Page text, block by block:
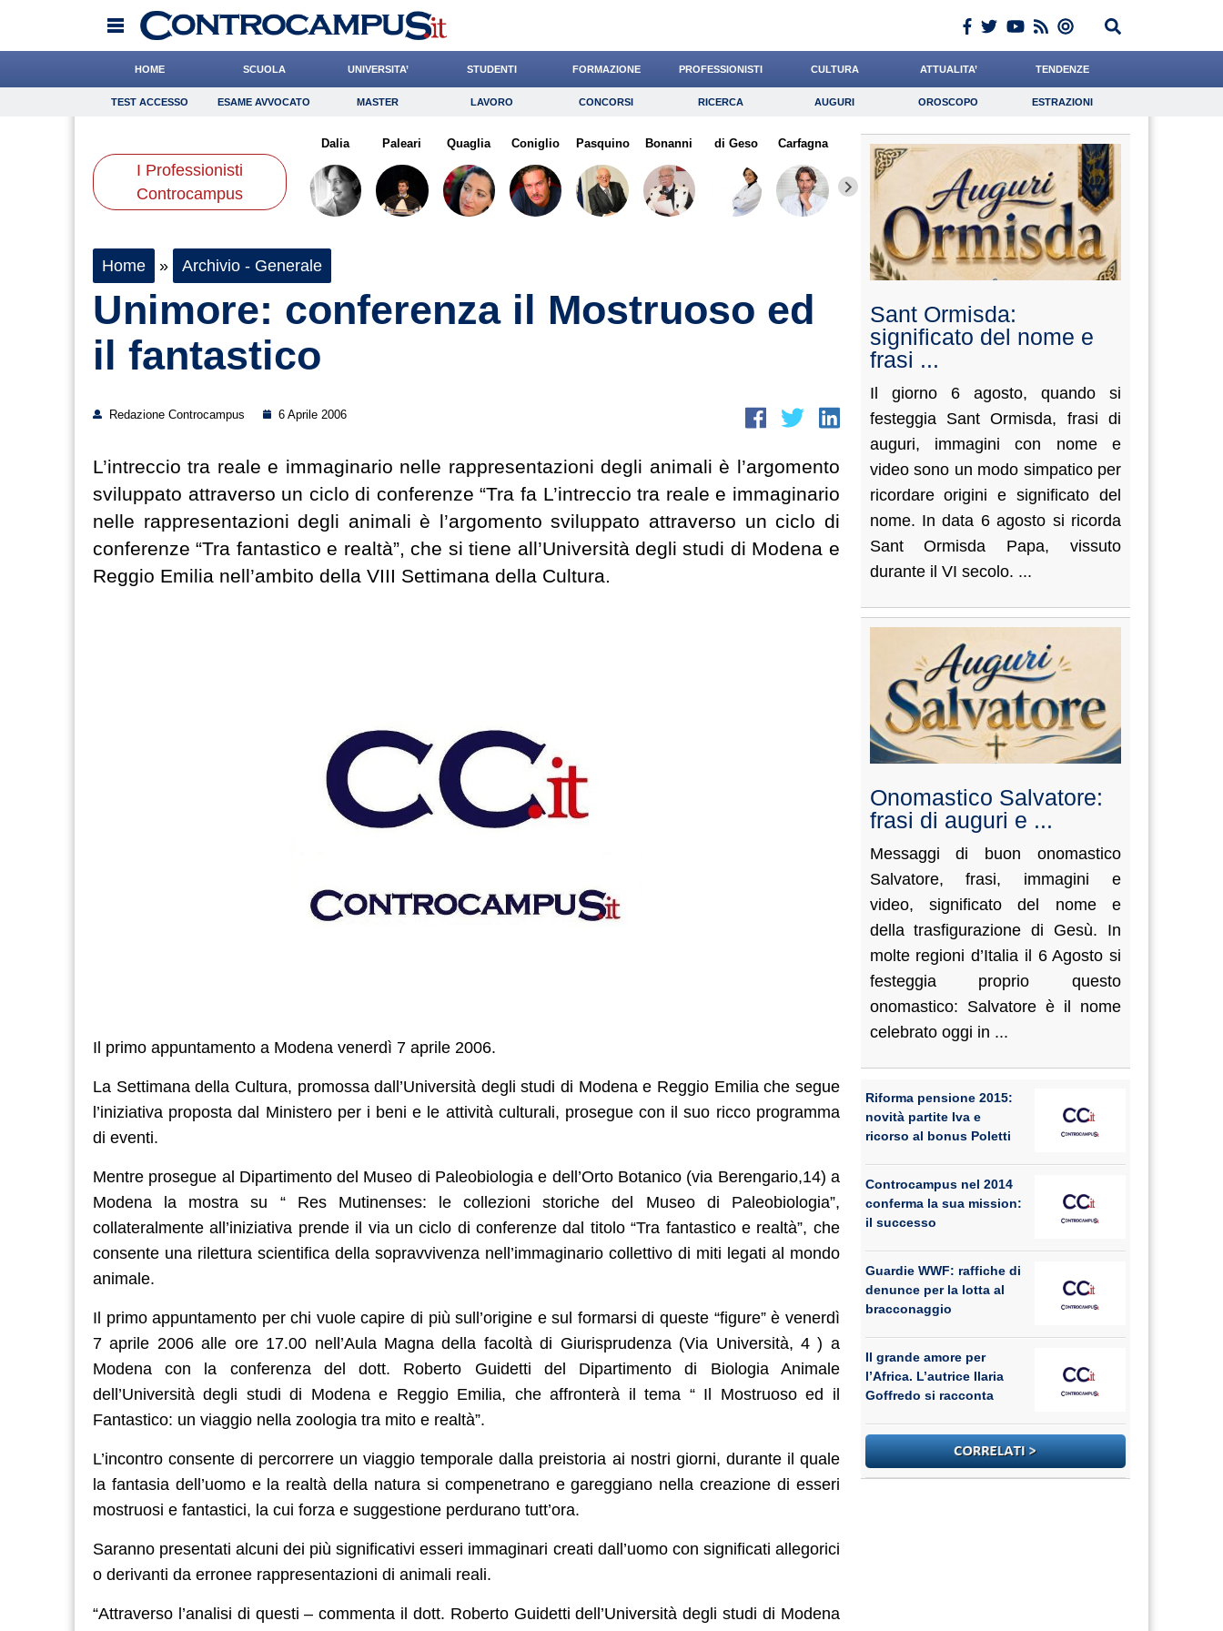
HOME SCUOLA UNIVERSITA’ STUDENTI FORMAZIONE PROFESSIONISTI CULTURA ATTUALITA’ TENDENZE
TEST ACCESSO Esame Avvocato Master Lavoro Concorsi Ricerca Auguri Oroscopo Estrazioni
Consigli Risparmio Diritto Economia Giornalista Lavoro Psicologia
Scienze
TEST ACCESSO ESAME AVVOCATO MASTER LAVORO CONCORSI RICERCA AUGURI OROSCOPO ESTRAZIONI
I Professionisti
Controcampus
Dalia Paleari Quaglia Coniglio Pasquino Bonanni di Geso Carfagna Algeri Cocchi Rinaldi Romano Barnaba
Home » Archivio - Generale
Unimore: conferenza il Mostruoso ed
il fantastico
Redazione Controcampus 6 Aprile 2006
L’intreccio tra reale e immaginario nelle rappresentazioni degli animali è l’argomento
sviluppato attraverso un ciclo di conferenze “Tra fa L’intreccio tra reale e immaginario
nelle rappresentazioni degli animali è l’argomento sviluppato attraverso un ciclo di
conferenze “Tra fantastico e realtà”, che si tiene all’Università degli studi di Modena e
Reggio Emilia nell’ambito della VIII Settimana della Cultura.
Il primo appuntamento a Modena venerdì 7 aprile 2006.
La Settimana della Cultura, promossa dall’Università degli studi di Modena e Reggio Emilia che segue
l’iniziativa proposta dal Ministero per i beni e le attività culturali, prosegue con il suo ricco programma
di eventi.
Mentre prosegue al Dipartimento del Museo di Paleobiologia e dell’Orto Botanico (via Berengario,14) a
Modena la mostra su “ Res Mutinenses: le collezioni storiche del Museo di Paleobiologia”,
collateralmente all’iniziativa prende il via un ciclo di conferenze dal titolo “Tra fantastico e realtà”, che
consente una rilettura scientifica della sopravvivenza nell’immaginario collettivo di miti legati al mondo
animale.
Il primo appuntamento per chi vuole capire di più sull’origine e sul formarsi di queste “figure” è venerdì
7 aprile 2006 alle ore 17.00 nell’Aula Magna della facoltà di Giurisprudenza (Via Università, 4 ) a
Modena con la conferenza del dott. Roberto Guidetti del Dipartimento di Biologia Animale
dell’Università degli studi di Modena e Reggio Emilia, che affronterà il tema “ Il Mostruoso ed il
Fantastico: un viaggio nella zoologia tra mito e realtà”.
L’incontro consente di percorrere un viaggio temporale dalla preistoria ai nostri giorni, durante il quale
la fantasia dell’uomo e la realtà della natura si compenetrano e gareggiano nella creazione di esseri
mostruosi e fantastici, la cui forza e suggestione perdurano tutt’ora.
Saranno presentati alcuni dei più significativi esseri immaginari creati dall’uomo con significati allegorici
o derivanti da erronee rappresentazioni di animali reali.
“Attraverso l’analisi di questi – commenta il dott. Roberto Guidetti dell’Università degli studi di Modena
Sant Ormisda:
significato del nome e
frasi ...
Il giorno 6 agosto, quando si
festeggia Sant Ormisda, frasi di
auguri, immagini con nome e
video sono un modo simpatico per
ricordare origini e significato del
nome. In data 6 agosto si ricorda
Sant Ormisda Papa, vissuto
durante il VI secolo. ...
Onomastico Salvatore:
frasi di auguri e ...
Messaggi di buon onomastico
Salvatore, frasi, immagini e
video, significato del nome e
della trasfigurazione di Gesù. In
molte regioni d’Italia il 6 Agosto si
festeggia proprio questo
onomastico: Salvatore è il nome
celebrato oggi in ...
Riforma pensione 2015:
novità partite Iva e
ricorso al bonus Poletti
Controcampus nel 2014
conferma la sua mission:
il successo
Guardie WWF: raffiche di
denunce per la lotta al
bracconaggio
Il grande amore per
l’Africa. L’autrice Ilaria
Goffredo si racconta